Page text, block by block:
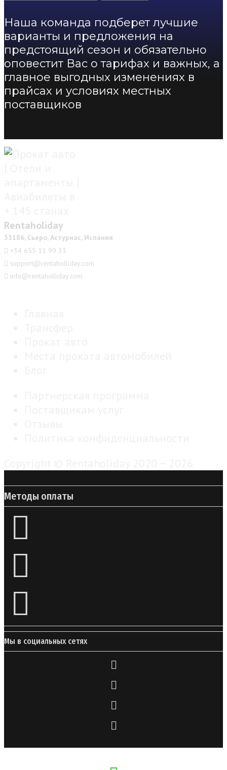
Наша команда подберет лучшие
варианты и предложения на
предстоящий сезон и обязательно
оповестит Вас о тарифах и важных, а
главное выгодных изменениях в
прайсах и условиях местных
поставщиков
Rentaholiday
33186, Сьеро, Астуриас, Испания
+34 655 11 99 33
support@rentaholliday.com
info@rentaholliday.com
Методы оплаты
Мы в социальных сетях